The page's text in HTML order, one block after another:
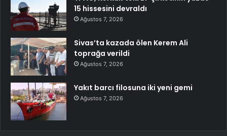
15 hissesini devraldı
Ağustos 7, 2026
Sivas’ta kazada ölen Kerem Ali
toprağa verildi
Ağustos 7, 2026
Yakıt barcı filosuna iki yeni gemi
Ağustos 7, 2026